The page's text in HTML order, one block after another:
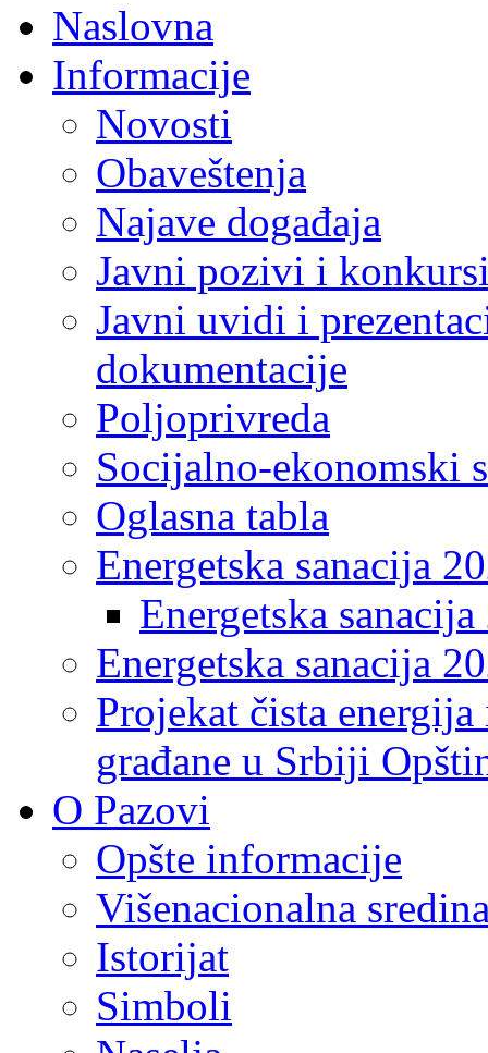
Naslovna
Informacije
Novosti
Obaveštenja
Najave događaja
Javni pozivi i
Javni uvidi i
dokumentacije
Poljoprivreda
Socijalno-ekonomski
Oglasna tabla
Energetska sanacija
Energetska
Energetska sanacija
Projekat čista
građane u Srbiji
O Pazovi
Opšte informacije
Višenacionalna
Istorijat
Simboli